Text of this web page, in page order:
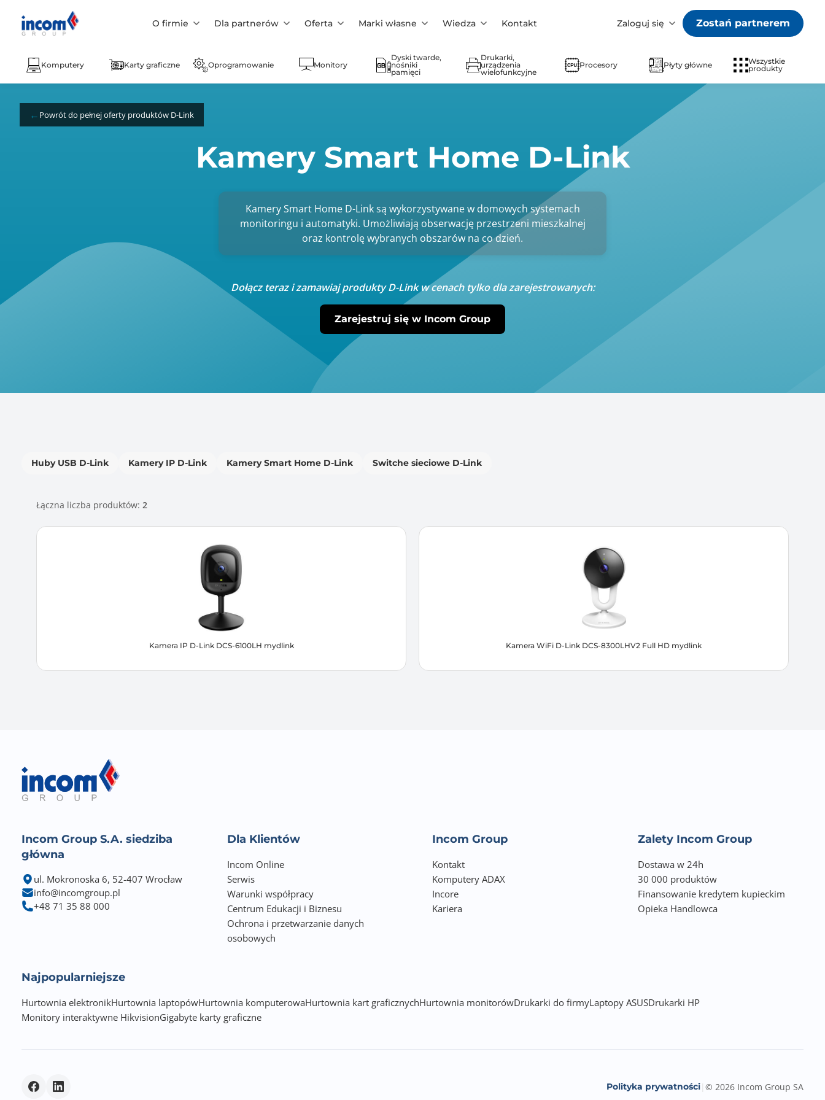
O firmie Dla partnerów Oferta Marki własne Wiedza Kontakt Zaloguj się Zostań partnerem
Komputery Karty graficzne Oprogramowanie Monitory
Dyski twarde,
nośniki
pamięci
Drukarki,
urządzenia
wielofunkcyjne
Procesory Płyty główne
Wszystkie
produkty
Powrót do pełnej oferty produktów D-Link
Kamery Smart Home D-Link
Kamery Smart Home D-Link są wykorzystywane w domowych systemach
monitoringu i automatyki. Umożliwiają obserwację przestrzeni mieszkalnej
oraz kontrolę wybranych obszarów na co dzień.
Dołącz teraz i zamawiaj produkty D-Link w cenach tylko dla zarejestrowanych:
Zarejestruj się w Incom Group
Huby USB D-Link Kamery IP D-Link Kamery Smart Home D-Link Switche sieciowe D-Link
Łączna liczba produktów: 2
Kamera IP D-Link DCS-6100LH mydlink Kamera WiFi D-Link DCS-8300LHV2 Full HD mydlink
Incom Group S.A. siedziba
główna
ul. Mokronoska 6, 52-407 Wrocław
info@incomgroup.pl
+48 71 35 88 000
Dla Klientów
Incom Online
Serwis
Warunki współpracy
Centrum Edukacji i Biznesu
Ochrona i przetwarzanie danych
osobowych
Incom Group
Kontakt
Komputery ADAX
Incore
Kariera
Zalety Incom Group
Dostawa w 24h
30 000 produktów
Finansowanie kredytem kupieckim
Opieka Handlowca
Najpopularniejsze
Hurtownia elektronikHurtownia laptopówHurtownia komputerowaHurtownia kart graficznychHurtownia monitorówDrukarki do firmyLaptopy ASUSDrukarki HP
Monitory interaktywne HikvisionGigabyte karty graficzne
Polityka prywatności © 2026 Incom Group SA